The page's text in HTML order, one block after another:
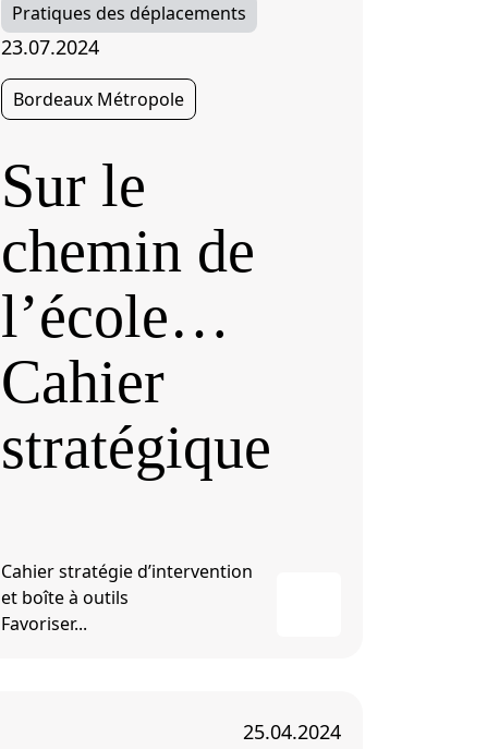
Pratiques des déplacements
23.07.2024
Bordeaux Métropole
Sur le
chemin de
l’école…
Cahier
stratégique
Cahier stratégie d’intervention
et boîte à outils
Favoriser...
25.04.2024